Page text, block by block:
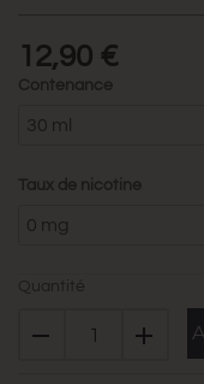
12,90 €
Contenance
Taux de nicotine
Quantité